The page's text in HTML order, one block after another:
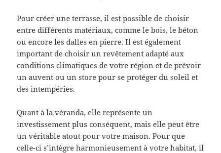
Pour créer une terrasse, il est possible de choisir
entre différents matériaux, comme le bois, le béton
ou encore les dalles en pierre. Il est également
important de choisir un revêtement adapté aux
conditions climatiques de votre région et de prévoir
un auvent ou un store pour se protéger du soleil et
des intempéries.
Quant à la véranda, elle représente un
investissement plus conséquent, mais elle peut être
un véritable atout pour votre maison. Pour que
celle-ci s’intègre harmonieusement à votre habitat, il